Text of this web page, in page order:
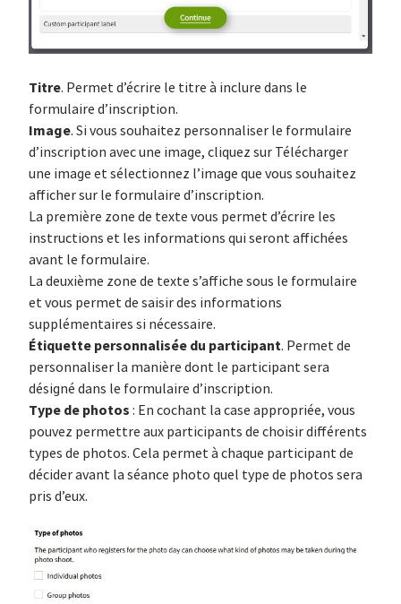
Titre. Permet d’écrire le titre à inclure dans le
formulaire d’inscription.
Image. Si vous souhaitez personnaliser le formulaire
d’inscription avec une image, cliquez sur Télécharger
une image et sélectionnez l’image que vous souhaitez
afficher sur le formulaire d’inscription.
La première zone de texte vous permet d’écrire les
instructions et les informations qui seront affichées
avant le formulaire.
La deuxième zone de texte s’affiche sous le formulaire
et vous permet de saisir des informations
supplémentaires si nécessaire.
Étiquette personnalisée du participant. Permet de
personnaliser la manière dont le participant sera
désigné dans le formulaire d’inscription.
Type de photos : En cochant la case appropriée, vous
pouvez permettre aux participants de choisir différents
types de photos. Cela permet à chaque participant de
décider avant la séance photo quel type de photos sera
pris d’eux.